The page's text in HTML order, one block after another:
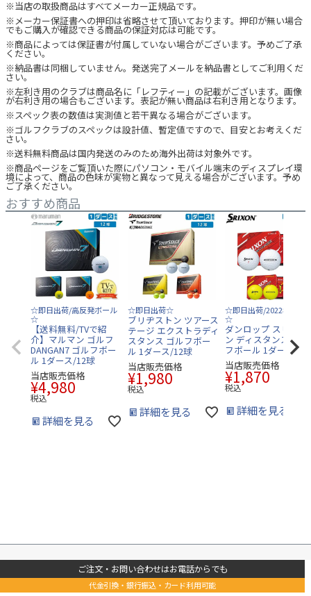
※当店の取扱商品はすべてメーカー正規品です。
※メーカー保証書への押印は省略させて頂いております。押印が無い場合
でもご購入が確認できる商品の保証対応は可能です。
※商品によっては保証書が付属していない場合がございます。予めご了承
ください。
※納品書は同梱していません。発送完了メールを納品書としてご利用くだ
さい。
※左利き用のクラブは商品名に「レフティー」の記載がございます。画像
が右利き用の場合もございます。表記が無い商品は右利き用となります。
※スペック表の数値は実測値と若干異なる場合がございます。
※ゴルフクラブのスペックは設計値、暫定値ですので、目安とお考えくだ
さい。
※送料無料商品は国内発送のみのため海外出荷は対象外です。
※商品ページをご覧頂いた際にパソコン・モバイル端末のディスプレイ環
境によって、商品の色味が実物と異なって見える場合がございます。予め
ご了承ください。
おすすめ商品
☆即日出荷/高反発ボール
☆
【送料無料/TVで紹
介】マルマン ゴルフ
DANGAN7 ゴルフボー
ル 1ダース/12球
当店販売価格
¥4,980
税込
詳細を見る
☆即日出荷☆
ブリヂストン ツアース
テージ エクストラディ
スタンス ゴルフボー
ル 1ダース/12球
当店販売価格
¥1,980
税込
詳細を見る
☆即日出荷/2022年モデ
☆
ダンロップ スリクソ
ン ディスタンス9 ゴ
フボール 1ダース/12
当店販売価格
¥1,870
税込
詳細を見る
ご注文・お問い合わせはお電話からでも
代金引換・銀行振込・カード利用可能